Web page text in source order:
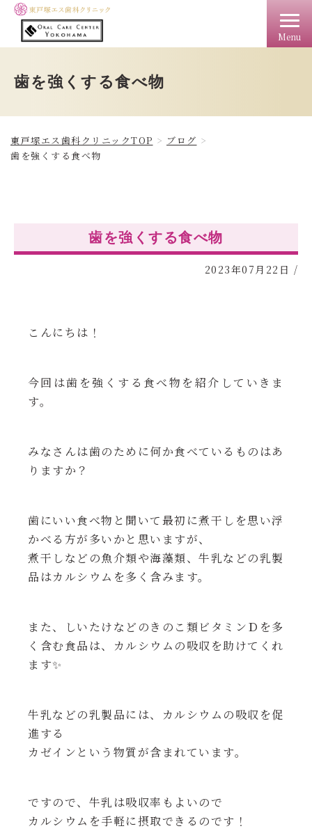
Menu
歯を強くする食べ物
東戸塚エス歯科クリニックTOP
ブログ
歯を強くする食べ物
歯を強くする食べ物
2023年07月22日 /
こんにちは！
今回は歯を強くする食べ物を紹介していきま
す。
みなさんは歯のために何か食べているものはあ
りますか？
歯にいい食べ物と聞いて最初に煮干しを思い浮
かべる方が多いかと 思いますが、
煮干しなどの魚介類や海藻類、牛乳などの乳製
品はカルシウムを多く含みます。
また、しいたけなどのきのこ類ビタミンＤを多
く含む食品は、
カルシウムの吸収を助けてくれ
ます✨
牛乳などの乳製品には、カルシウムの吸収を促
進する
カゼインという物質が含まれています。
ですので、牛乳は吸収率もよいので
カルシウムを手軽に摂取できるのです！